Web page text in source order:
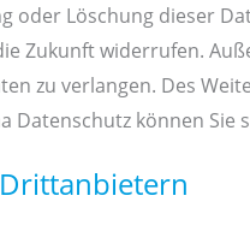
oder Löschung dieser
Zukunft widerrufen.
zu verlangen. Des
Datenschutz können Sie